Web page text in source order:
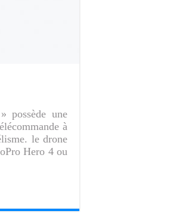
possède une
à
le drone
Hero 4 ou